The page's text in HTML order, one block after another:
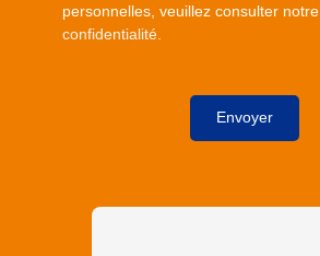
personnelles, veuillez consulter notre
confidentialité
Envoyer